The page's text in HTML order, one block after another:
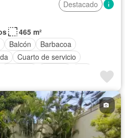
Destacado
465 m²
Balcón
Barbacoa
Cuarto de servicio